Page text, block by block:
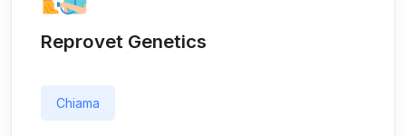
Reprovet Genetics
Chiama